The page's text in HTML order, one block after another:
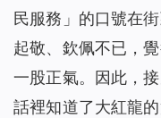
民服務」的口號在
起敬、欽佩不已，
一股正氣。因此，
話裡知道了大紅龍